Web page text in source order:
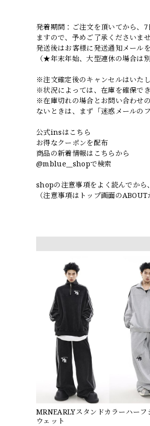
発着期間：ご注文を頂いてから、
ますので、予めご了承くださいませ
発送後はお客様に発送通知メール
（★年末年始、大型連休の場合は
※注文確定後のキャンセルはいた
※状況によっては、在庫を確保で
※在庫切れの場合とお問い合わせ
ないときは、まず「迷惑メールの
公式insはこちら
お得なクーポンを配布
商品の新着情報はこちらから
@mblue__shopで検索
shopの注意事項をよく読んでから
（注意事項はトップ画面のABOUT
MRNEARLYスタンドカラーハーフ
ウェット